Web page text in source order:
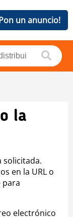
un anuncio!
la
solicitada.
en la URL o
para
electrónico